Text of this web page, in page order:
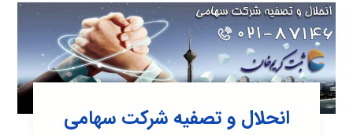
انحلال و تصفیه شرکت سهامی